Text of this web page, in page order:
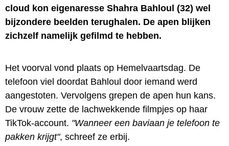
cloud kon eigenaresse Shahra Bahloul (32) wel
bijzondere beelden terughalen. De apen blijken
zichzelf namelijk gefilmd te hebben.
Het voorval vond plaats op Hemelvaartsdag. De
telefoon viel doordat Bahloul door iemand werd
aangestoten. Vervolgens grepen de apen hun kans.
De vrouw zette de lachwekkende filmpjes op haar
TikTok-account. "Wanneer een baviaan je telefoon te
pakken krijgt", schreef ze erbij.